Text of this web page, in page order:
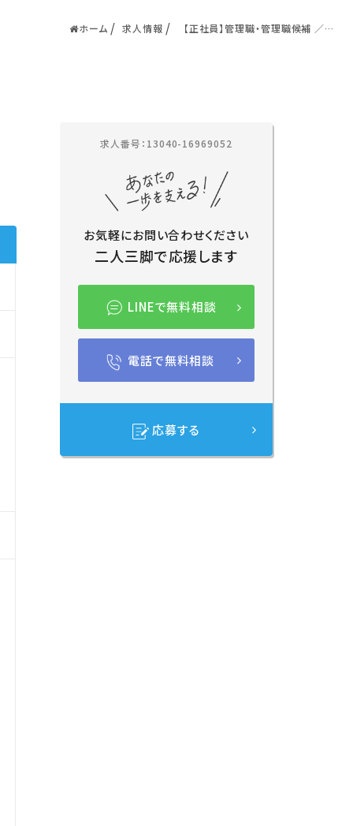
ホーム 求人情報
【正社員】管理職・管理職候補 ／川
求人番号：13040-16969052
お気軽にお問い合わせください
二人三脚で応援します
LINEで無料相談
電話で無料相談
応募する